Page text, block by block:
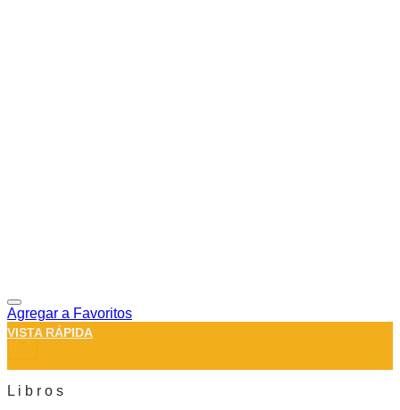
Agregar a Favoritos
+
VISTA RÁPIDA
L i b r o s